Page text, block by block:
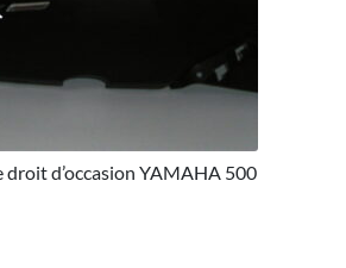
droit d’occasion YAMAHA 500